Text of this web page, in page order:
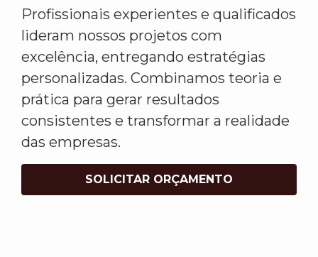
Profissionais experientes e qualificados
lideram nossos projetos com
excelência, entregando estratégias
personalizadas. Combinamos teoria e
prática para gerar resultados
consistentes e transformar a realidade
das empresas.
SOLICITAR ORÇAMENTO